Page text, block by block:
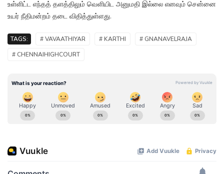
உள்ளிட்ட எந்தத் தளத்திலும் வெளியிட அனுமதி இல்லை எனவும் சென்னை
உயர் நீதிமன்றம் தடை விதித்துள்ளது.
TAGS: # VAVAATHIYAR # KARTHI
# GNANAVELRAJA
# CHENNAIHIGHCOURT